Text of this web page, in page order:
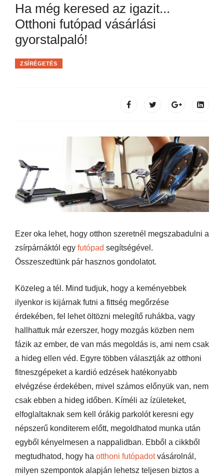
Ha még keresed az igazit...
Otthoni futópad vásárlási
gyorstalpaló!
ZSÍRÉGETÉS
Ezer oka lehet, hogy otthon szeretnél megszabadulni a
zsírpárnáktól egy futópad segítségével.
Összeszedtünk pár hasznos gondolatot.
Közeleg a tél. Mind tudjuk, hogy a keményebbek
ilyenkor is kijárnak futni a fittség megőrzése
érdekében, fel lehet öltözni melegítő ruhákba, vagy
hallhattuk már ezerszer, hogy mozgás közben nem
fázik az ember, de van más megoldás is, ami nem csak
a hideg ellen véd. Egyre többen választják az otthoni
fitneszgépeket a kardió edzések hatékonyabb
elvégzése érdekében, mivel számos előnyük van, nem
csak ebben a hideg időben. Kíméli az ízületeket,
elfoglaltaknak sem kell órákig parkolót keresni egy
népszerű konditerem előtt, megoldhatod munka után
egyből kényelmesen a nappalidban. Ebből a cikkből
megtudhatod, hogy ha otthoni futópadotvásárolnál,
milyen szempontok alapján lehetsz teljesen biztos a